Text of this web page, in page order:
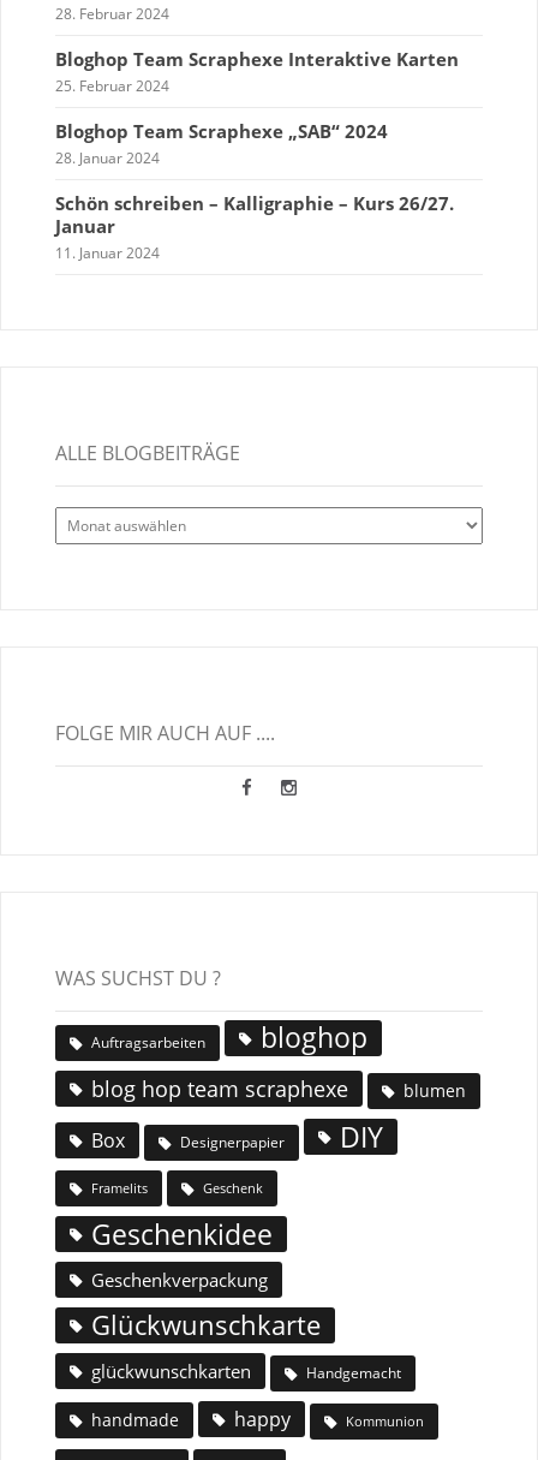
28. Februar 2024
Bloghop Team Scraphexe Interaktive Karten
25. Februar 2024
Bloghop Team Scraphexe „SAB“ 2024
28. Januar 2024
Schön schreiben – Kalligraphie – Kurs 26/27.
Januar
11. Januar 2024
ALLE BLOGBEITRÄGE
Alle
Blogbeiträge
FOLGE MIR AUCH AUF ....
WAS SUCHST DU ?
Auftragsarbeiten bloghop
blog hop team scraphexe blumen
Box Designerpapier DIY
Framelits Geschenk
Geschenkidee
Geschenkverpackung
Glückwunschkarte
glückwunschkarten Handgemacht
handmade happy Kommunion